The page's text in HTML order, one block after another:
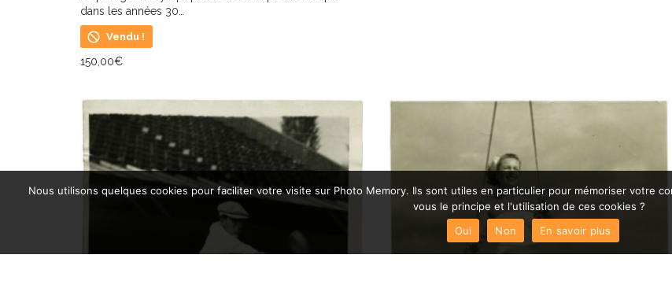
dans les années 30…
Vendu !
150,00€
Nous utilisons quelques cookies pour faciliter votre visite sur Photo Memory. Ils sont utiles en particulier pour mémoriser votre
vous le principe et l'utilisation de ces cookies ?
Oui
Non En savoir plus